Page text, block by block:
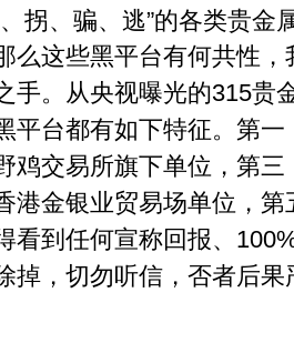
拐、骗、逃”的各类贵金
么这些黑平台有何共性
手。从央视曝光的315贵
平台都有如下特征。 第一
鸡交易所旗下单位，第
港金银业贸易场单位，
看到任何宣称回报、
掉，切勿听信，否者后果